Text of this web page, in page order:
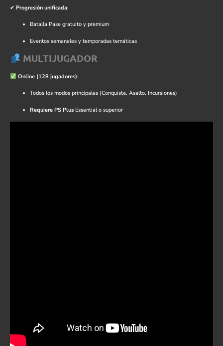
✔ Progresión unificada:
Batalla Pase gratuito y premium
Eventos semanales y temporadas temáticas
MULTIJUGADOR
Online (128 jugadores):
Todos los modos principales (Conquista, Asalto, Incursiones)
Requiere PS Plus Essential o superior